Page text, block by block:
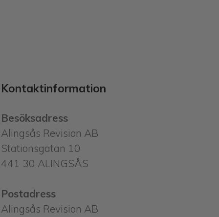
Kontaktinformation
Besöksadress
Alingsås Revision AB
Stationsgatan 10
441 30 ALINGSÅS
Postadress
Alingsås Revision AB